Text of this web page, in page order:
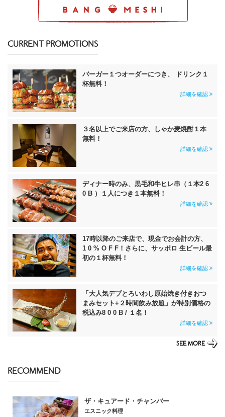
CURRENT PROMOTIONS
バーガー１つオーダーにつき、 ドリンク１
杯無料！
詳細を確認
３名以上でご来店の方、しゃか麦焼酎１本
無料！
詳細を確認
ディナー時のみ、黒毛和牛ヒレ串（１本2 6
0 B ）１人につき１本無料！
詳細を確認
17時以降のご来店で、現金でお会計の方、
1 0 % O F F！さらに、サッポロ 生ビール最
初の１杯無料！
詳細を確認
「大人気デブとろいわし原始焼き付きおつ
まみセット+２時間飲み放題」が特別価格の
税込み8 0 0 B / １名！
詳細を確認
SEE MORE
RECOMMEND
ザ・キュアード・チャンバー
エスニック料理